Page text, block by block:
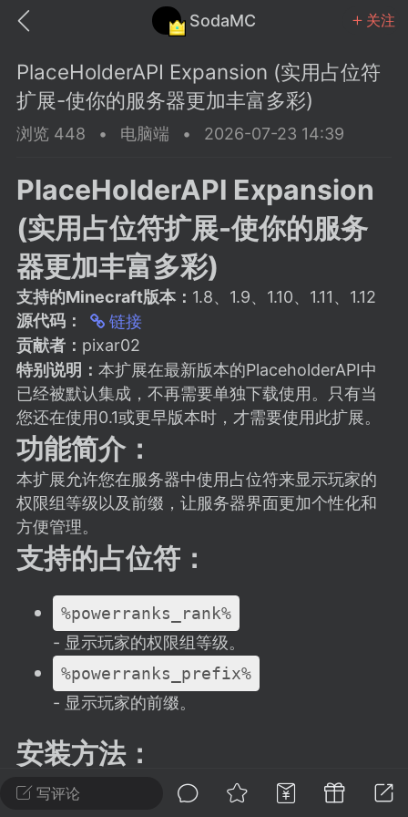
SodaMC 关注
中文社区 SodaMC
教程 材质 社区
潮涌核心
11-27 02:06
电脑端 社区规则
议贴】SodaMC 的改进与建议 🧃
社区的建议&反馈板块，欢迎每
在这里畅所欲言，提出你对 社区功能、
、管理方式等方面 的任何想法！...
11 5.9k
潮涌核心
永久赞助者
24 23:37
电脑端 整合包分享
主页反馈贴
反馈你遇到的问题 以及 你期望的功能等
不方便可尝试通过邮箱与作者进行反馈
写评论
PlaceHolderAPI Expansion (实用占位符
扩展-使你的服务器更加丰富多彩)
浏览 448 • 电脑端 • 2026-07-23 14:39
PlaceHolderAPI Expansion
(实用占位符扩展-使你的服务
器更加丰富多彩)
支持的Minecraft版本： 1.8、1.9、1.10、1.11、1.12
源代码：
链接
贡献者： pixar02
特别说明： 本扩展在最新版本的PlaceholderAPI中
已经被默认集成，不再需要单独下载使用。只有当
您还在使用0.1或更早版本时，才需要使用此扩展。
功能简介：
本扩展允许您在服务器中使用占位符来显示玩家的
权限组等级以及前缀，让服务器界面更加个性化和
方便管理。
支持的占位符：
%powerranks_rank%
- 显示玩家的权限组等级。
%powerranks_prefix%
- 显示玩家的前缀。
安装方法：
下载PlaceholderAPI和PowerRanks插